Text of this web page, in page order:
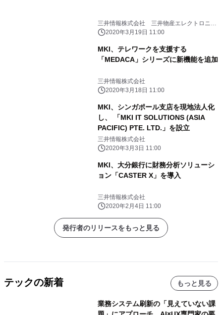
三井情報株式会社 三井物産エレクトロニク
ス株式会社
2020年3月19日 11:00
MKI、テレワークを支援する
「MEDACA」シリーズに新機能を追加
三井情報株式会社
2020年3月18日 11:00
MKI、シンガポール支店を現地法人化
し、 「MKI IT SOLUTIONS (ASIA
PACIFIC) PTE. LTD.」を設立
三井情報株式会社
2020年3月3日 11:00
MKI、大分銀行に財務分析ソリューシ
ョン「CASTER X」を導入
三井情報株式会社
2020年2月4日 11:00
発行者のリリースをもっと見る
テックの新着 もっと見る
業務システム刷新の「見えていない課